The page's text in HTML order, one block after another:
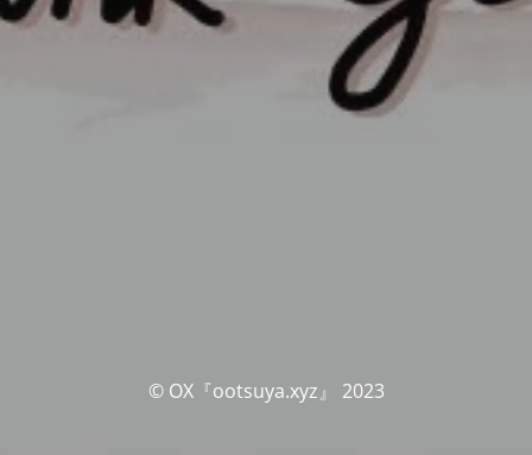
© OX『ootsuya.xyz』 2023